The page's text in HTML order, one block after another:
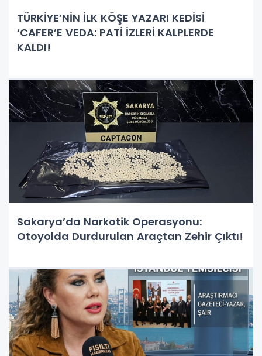
TÜRKİYE’NİN İLK KÖŞE YAZARI KEDİSİ
‘CAFER’E VEDA: PATİ İZLERİ KALPLERDE
KALDI!
Sakarya’da Narkotik Operasyonu:
Otoyolda Durdurulan Araçtan Zehir Çıktı!